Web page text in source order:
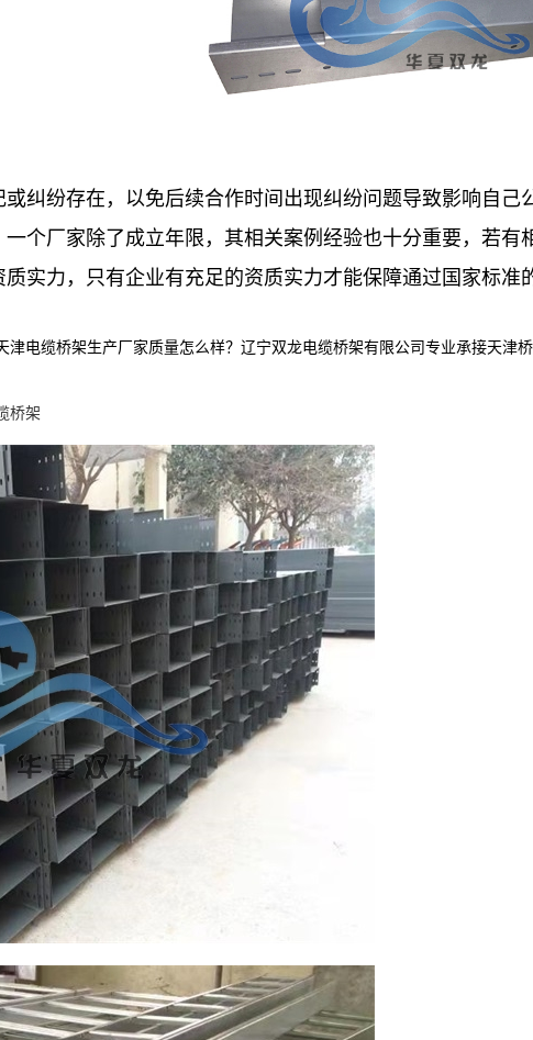
纷存在，以免后续合作时间出现纠纷问题导致影响自己
厂家除了成立年限，其相关案例经验也十分重要，若有
力，只有企业有充足的资质实力才能保障通过国家标准
电缆桥架生产厂家质量怎么样？辽宁双龙电缆桥架有限公司专业承接天
桥架